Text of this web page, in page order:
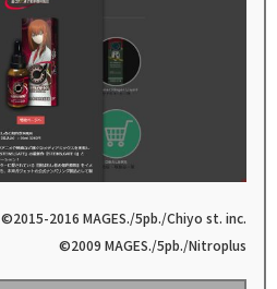
©2015-2016 MAGES./5pb./Chiyo st. inc.
©2009 MAGES./5pb./Nitroplus